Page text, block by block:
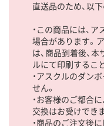
直送品のため、以
・この商品には、
場合があります。
は、商品到着後、
ルにて印刷するこ
・アスクルのダン
せん。
・お客様のご都合
交換はお受けでき
・商品のご注文後